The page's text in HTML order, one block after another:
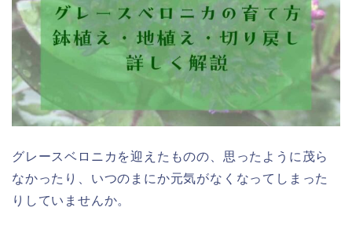
グレースベロニカを迎えたものの、思ったように茂ら
なかったり、いつのまにか元気がなくなってしまった
りしていませんか。